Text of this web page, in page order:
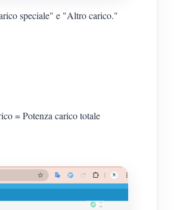
speciale" e "Altro carico."
= Potenza carico totale